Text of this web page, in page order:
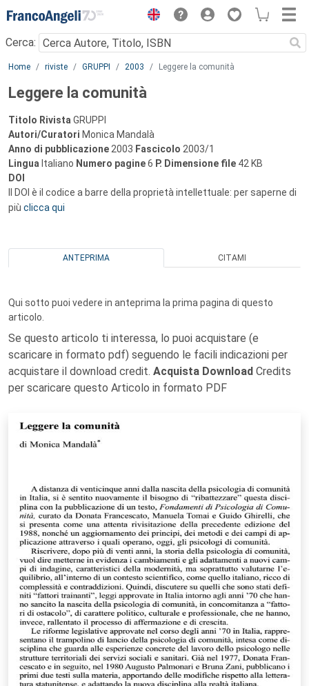
Menu
Cerca:
Main content
Home riviste GRUPPI 2003 Leggere la comunità
Leggere la comunità
Titolo Rivista GRUPPI
Autori/Curatori Monica Mandalà
Anno di pubblicazione 2003 Fascicolo 2003/1
Lingua Italiano Numero pagine6 P. Dimensione file 42 KB
DOI
Il DOI è il codice a barre della proprietà intellettuale: per saperne di
più clicca qui
ANTEPRIMA CITAMI
Qui sotto puoi vedere in anteprima la prima pagina di questo
articolo.
Se questo articolo ti interessa, lo puoi acquistare (e
scaricare in formato pdf) seguendo le facili indicazioni per
acquistare il download credit. Acquista Download Credits
per scaricare questo Articolo in formato PDF